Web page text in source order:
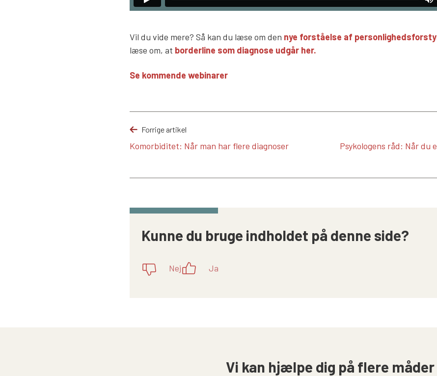
Vil du vide mere? Så kan du læse om den nye forståelse af
læse om, at borderline som diagnose udgår her.
Se kommende webinarer
Forrige artikel
Komorbiditet: Når man har flere diagnoser
Psykologens råd: Når
Kunne du bruge indholdet på denne side?
Nej Ja
Vi kan hjælpe dig på flere måder